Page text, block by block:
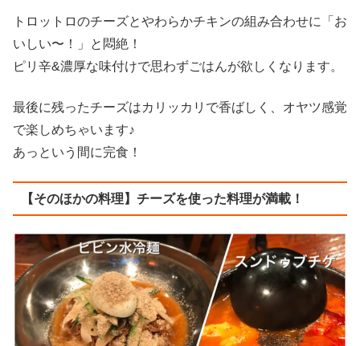
トロットロのチーズとやわらかチキンの組み合わせに「お
いしい〜！」と悶絶！
ピリ辛&濃厚な味付けで思わずごはんが欲しくなります。
最後に残ったチーズはカリッカリで香ばしく、オヤツ感覚
で楽しめちゃいます♪
あっという間に完食！
【そのほかの料理】チーズを使った料理が満載！